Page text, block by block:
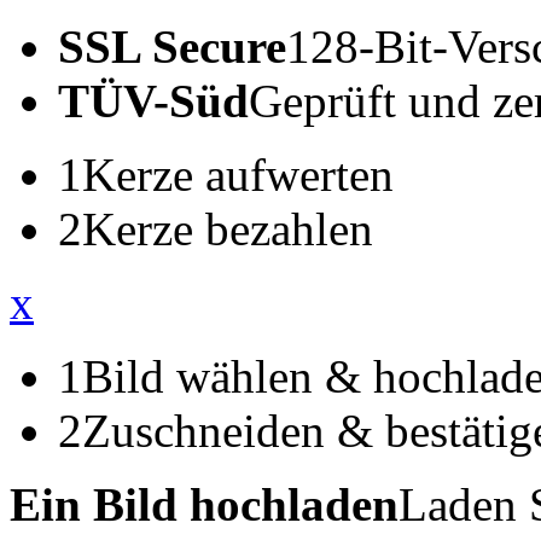
SSL Secure128-Bit-
TÜV-SüdGeprüft und
1Kerze aufwerten
2Kerze bezahlen
x
1Bild wählen &
2Zuschneiden &
Ein Bild hochladenLaden